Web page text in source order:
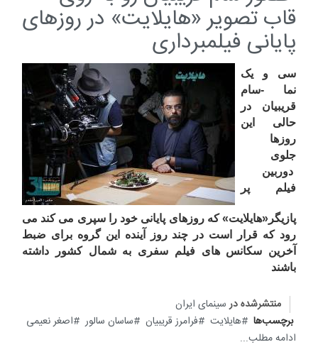
قاب تصویر «هایلایت» در روزهای
پایانی فیلمبرداری
سی و یک
نما -سام
قریبیان در
حالی این
روزها
جلوی
دوربین
فیلم پر
پازیگر«هایلایت» که روزهای پایانی خود را سپری می کند می
رود که قرار است در چند روز آینده این گروه برای ضبط
آخرین سکانس های فیلم سفری به شمال کشور داشته
باشند
منتشرشده در سینمای ایران
برچسب‌ها
هایلایت فرامرز قریبیان ساسان سالور
اصغر نعیمی
ادامه مطلب...